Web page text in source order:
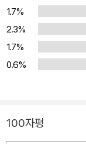
1.7%
2.3%
1.7%
0.6%
100자평